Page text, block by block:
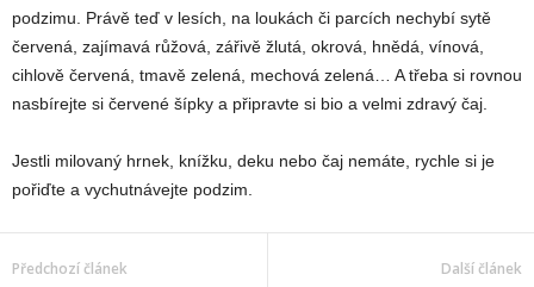
podzimu. Právě teď v lesích, na loukách či parcích nechybí sytě
červená, zajímavá růžová, zářivě žlutá, okrová, hnědá, vínová,
cihlově červená, tmavě zelená, mechová zelená… A třeba si rovnou
nasbírejte si červené šípky a připravte si bio a velmi zdravý čaj.
Jestli milovaný hrnek, knížku, deku nebo čaj nemáte, rychle si je
pořiďte a vychutnávejte podzim.
Předchozí článek Další článek